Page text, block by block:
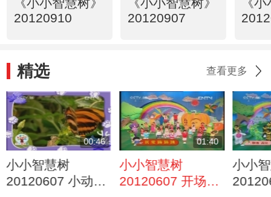
20120910
20120907
精选 查看更多
00:46
小小智慧树
20120607 小动物
01:40
小小智慧树
20120607 开场歌
小小